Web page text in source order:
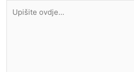
ovdje...